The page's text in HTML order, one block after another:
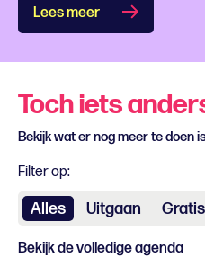
Lees meer
Toch iets
Bekijk wat er nog meer te doen
Filter op:
Alles Uitgaan Gratis
Bekijk de volledige agenda